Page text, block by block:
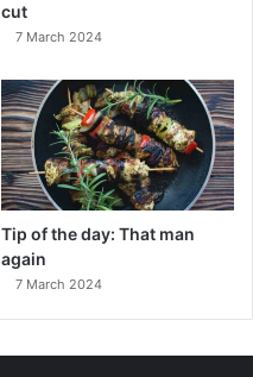
cut
7 March 2024
Tip of the day: That man
again
7 March 2024